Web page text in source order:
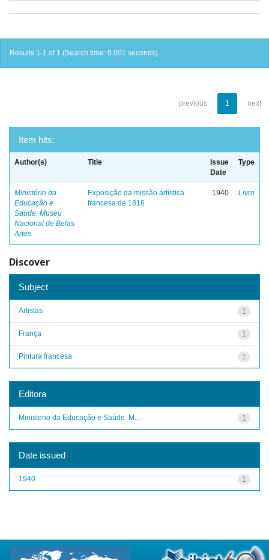
Results 1-1 of 1 (Search time: 0.001 seconds).
previous 1 next
Item hits:
Author(s) Title
Issue
Date
Type
Ministério da
Educação e
Saúde. Museu
Nacional de Belas
Artes
Exposição da missão artística
francesa de 1816
1940 Livro
Discover
Subject
1
Artistas
1
França
1
Pintura francesa
Editora
1
Ministerio da Educação e Saúde. M...
Date issued
1
1940